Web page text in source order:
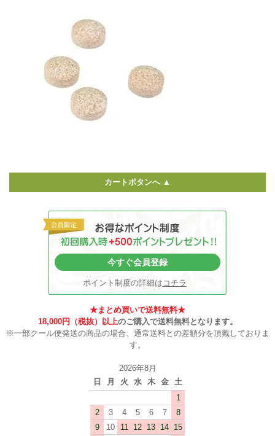
カートボタンへ ▲
今すぐ会員登録
ポイント制度の詳細は コチラ
★まとめ買いで送料無料★
18,000円（税抜）以上のご購入で送料無料となります。
※一部クール便発送の商品の場合、通常送料との差額分を頂戴しておりま
す。
2026年8月
日
月 火 水 木 金
土
1
2
3 4 5 6 7
8
9
10 11 12 13 14 15